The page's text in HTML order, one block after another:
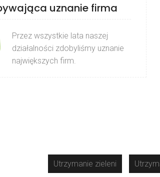
uznanie firma
Przez wszystkie lata naszej
działalności zdobyliśmy uznanie
największych firm.
Utrzymanie zieleni